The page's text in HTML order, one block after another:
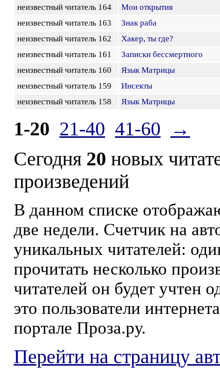
неизвестный читатель 164
Мои открытия
неизвестный читатель 163
Знак раба
неизвестный читатель 162
Хакер, ты где?
неизвестный читатель 161
Записки бессмертного
неизвестный читатель 160
Язык Матрицы
неизвестный читатель 159
Инсекты
неизвестный читатель 158
Язык Матрицы
1-20 21-40 41-60
→
Сегодня 20 новых
произведений
В данном списке
две недели. Счетчик на
уникальных читателей:
прочитать несколько
читателей он будет учтен
это пользователи
портале Проза.ру.
Перейти на страницу